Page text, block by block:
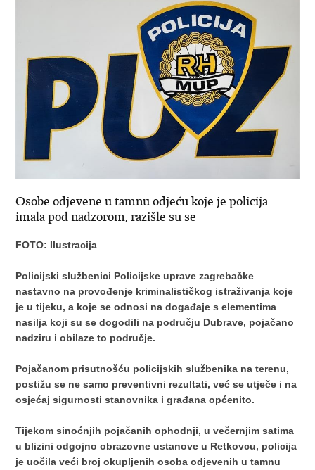
Osobe odjevene u tamnu odjeću koje je policija
imala pod nadzorom, razišle su se
FOTO: Ilustracija
Policijski službenici Policijske uprave zagrebačke
nastavno na provođenje kriminalističkog istraživanja koje
je u tijeku, a koje se odnosi na događaje s elementima
nasilja koji su se dogodili na području Dubrave, pojačano
nadziru i obilaze to područje.
Pojačanom prisutnošću policijskih službenika na terenu,
postižu se ne samo preventivni rezultati, već se utječe i na
osjećaj sigurnosti stanovnika i građana općenito.
Tijekom sinoćnjih pojačanih ophodnji, u večernjim satima
u blizini odgojno obrazovne ustanove u Retkovcu, policija
je uočila veći broj okupljenih osoba odjevenih u tamnu